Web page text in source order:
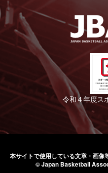
令和４年度ス
本サイトで使用している文章・画像
© Japan Basketball